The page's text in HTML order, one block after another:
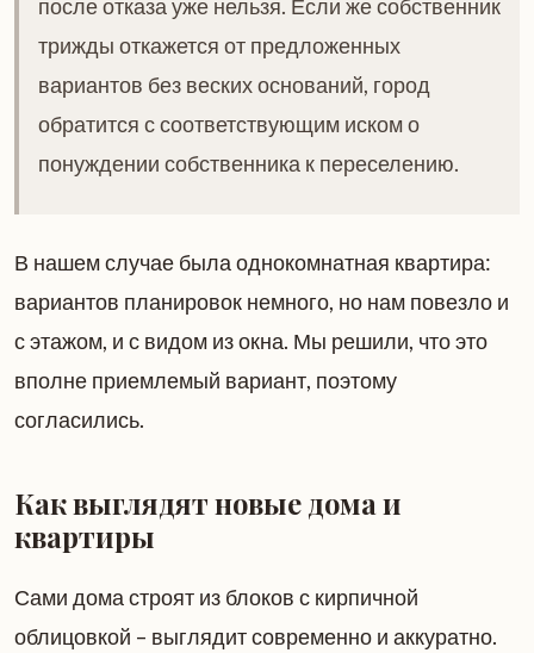
после отказа уже нельзя. Если же собственник
трижды откажется от предложенных
вариантов без веских оснований, город
обратится с соответствующим иском о
понуждении собственника к переселению.
В нашем случае была однокомнатная квартира:
вариантов планировок немного, но нам повезло и
с этажом, и с видом из окна. Мы решили, что это
вполне приемлемый вариант, поэтому
согласились.
Как выглядят новые дома и
квартиры
Сами дома строят из блоков с кирпичной
облицовкой – выглядит современно и аккуратно.